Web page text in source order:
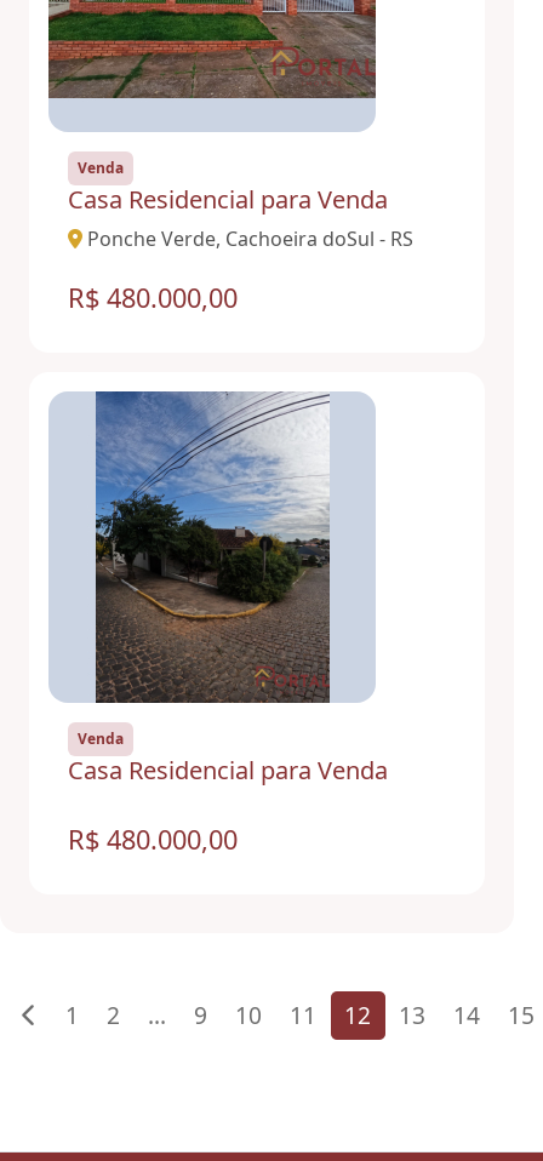
Venda
Casa Residencial para Venda
Ponche Verde, Cachoeira doSul - RS
R$ 480.000,00
Venda
Casa Residencial para Venda
R$ 480.000,00
1 2 ... 9 10 11 12 13 14 15